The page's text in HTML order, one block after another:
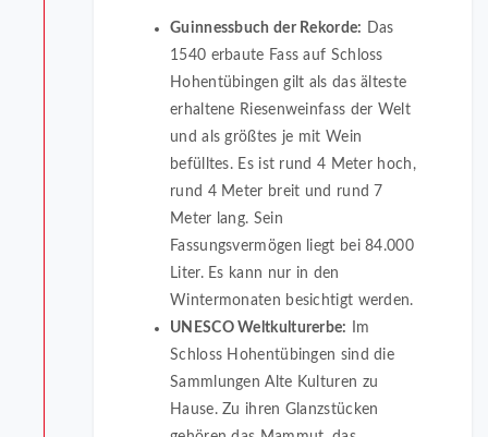
Guinnessbuch der Rekorde:
Das
1540 erbaute Fass auf Schloss
Hohentübingen gilt als das älteste
erhaltene Riesenweinfass der Welt
und als größtes je mit Wein
befülltes. Es ist rund 4 Meter hoch,
rund 4 Meter breit und rund 7
Meter lang. Sein
Fassungsvermögen liegt bei 84.000
Liter. Es kann nur in den
Wintermonaten besichtigt werden.
UNESCO Weltkulturerbe:
Im
Schloss Hohentübingen sind die
Sammlungen Alte Kulturen zu
Hause. Zu ihren Glanzstücken